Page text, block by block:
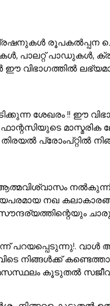
പാലറ്റ് പാഡുകൾ,
ഈ വിഭാഗത്തിൽ
ശേഖരം !! ഈ
പ്രോംപ്റ്റിൽ
നഖ
വാൾ
നിങ്ങൾക്ക്
കൂടുതൽ